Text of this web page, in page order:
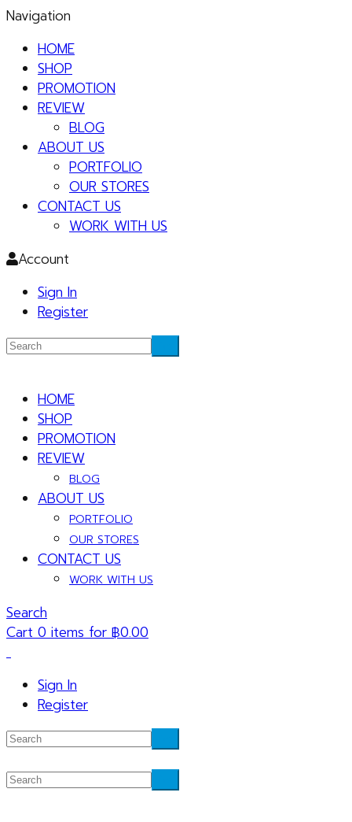
Navigation
HOME
SHOP
PROMOTION
REVIEW
BLOG
ABOUT US
PORTFOLIO
OUR STORES
CONTACT US
WORK WITH US
Account
Sign In
Register
HOME
SHOP
PROMOTION
REVIEW
BLOG
ABOUT US
PORTFOLIO
OUR STORES
CONTACT US
WORK WITH US
Search
Cart 0 items for ฿0.00
Sign In
Register